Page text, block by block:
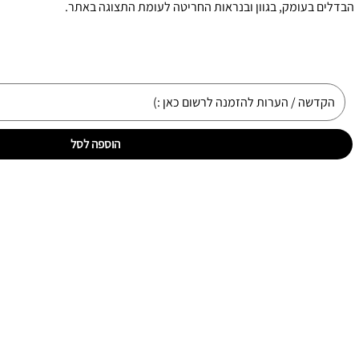
הבדלים בעומק, בגוון ובנראות החריטה לעומת התצוגה באתר.
הוספה לסל